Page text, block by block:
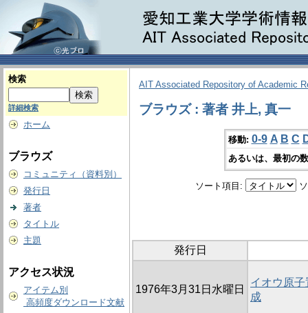
検索
詳細検索
ホーム
ブラウズ
コミュニティ（資料別）
発行日
著者
タイトル
主題
アクセス状況
アイテム別
高頻度ダウンロード文献
AIT Associated Repository of Academic
ブラウズ : 著者 井上, 真一
移動: 0-9 A B C
あるいは、最初の
ソート項目:
発行日
1976年3月31日水曜日
イオウ原
成